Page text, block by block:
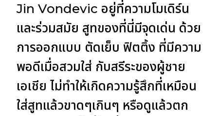
Jin Vondevic อยู่ที่ความโมเดิร์น
และร่วมสมัย สูทของที่นี่มีจุดเด่น ด้วย
การออกแบบ ตัดเย็บ ฟิตติ้ง ที่มีความ
พอดีเมื่อสวมใส่ กับสรีระของผู้ชาย
เอเชีย ไม่ทำให้เกิดความรู้สึกที่เหมือน
ใส่สูทแล้วขาดๆเกินๆ หรือดูแล้วตก